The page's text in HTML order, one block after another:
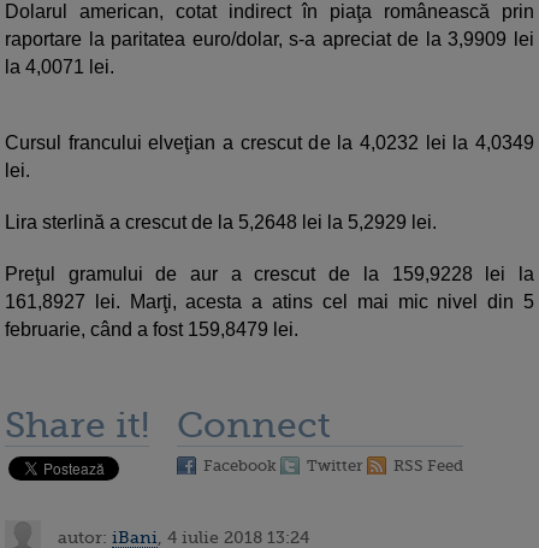
Dolarul american, cotat indirect în piaţa românească prin
raportare la paritatea euro/dolar, s-a apreciat de la 3,9909 lei
la 4,0071 lei.
Cursul francului elveţian a crescut de la 4,0232 lei la 4,0349
lei.
Lira sterlină a crescut de la 5,2648 lei la 5,2929 lei.
Preţul gramului de aur a crescut de la 159,9228 lei la
161,8927 lei. Marţi, acesta a atins cel mai mic nivel din 5
februarie, când a fost 159,8479 lei.
Share it! Connect
Facebook Twitter RSS Feed
autor: iBani , 4 iulie 2018 13:24